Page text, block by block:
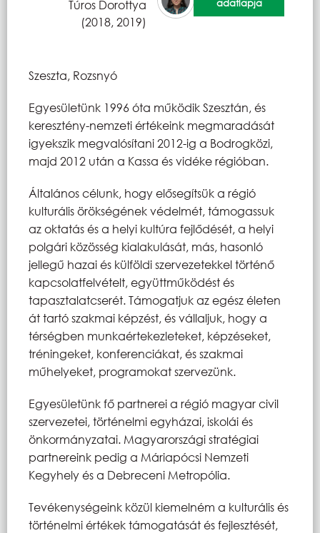
Túros Dorottya
(2018, 2019)
adatlapja
Szeszta, Rozsnyó
Egyesületünk 1996 óta működik Szesztán, és
keresztény-nemzeti értékeink megmaradását
igyekszik megvalósítani 2012-ig a Bodrogközi,
majd 2012 után a Kassa és vidéke régióban.
Általános célunk, hogy elősegítsük a régió
kulturális örökségének védelmét, támogassuk
az oktatás és a helyi kultúra fejlődését, a helyi
polgári közösség kialakulását, más, hasonló
jellegű hazai és külföldi szervezetekkel történő
kapcsolatfelvételt, együttműködést és
tapasztalatcserét. Támogatjuk az egész életen
át tartó szakmai képzést, és vállaljuk, hogy a
térségben munkaértekezleteket, képzéseket,
tréningeket, konferenciákat, és szakmai
műhelyeket, programokat szervezünk.
Egyesületünk fő partnerei a régió magyar civil
szervezetei, történelmi egyházai, iskolái és
önkormányzatai. Magyarországi stratégiai
partnereink pedig a Máriapócsi Nemzeti
Kegyhely és a Debreceni Metropólia.
Tevékenységeink közül kiemelném a kulturális és
történelmi értékek támogatását és fejlesztését,